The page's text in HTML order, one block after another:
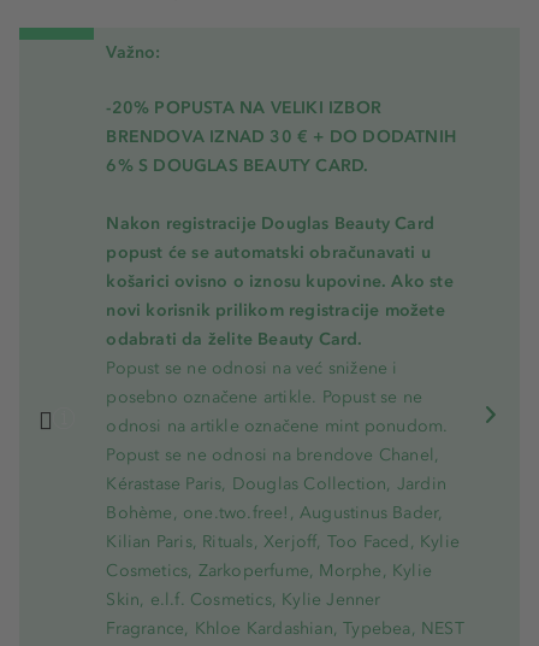
Važno:
-20% POPUSTA NA VELIKI IZBOR
BRENDOVA IZNAD 30 € + DO DODATNIH
6% S DOUGLAS BEAUTY CARD.
Nakon registracije Douglas Beauty Card
popust će se automatski obračunavati u
košarici ovisno o iznosu kupovine. Ako ste
novi korisnik prilikom registracije možete
odabrati da želite Beauty Card.
Popust se ne odnosi na već snižene i
posebno označene artikle. Popust se ne
odnosi na artikle označene mint ponudom.
Popust se ne odnosi na brendove Chanel,
Kérastase Paris, Douglas Collection, Jardin
Bohème, one.two.free!, Augustinus Bader,
Kilian Paris, Rituals, Xerjoff, Too Faced, Kylie
Cosmetics, Zarkoperfume, Morphe, Kylie
Skin, e.l.f. Cosmetics, Kylie Jenner
Fragrance, Khloe Kardashian, Typebea, NEST